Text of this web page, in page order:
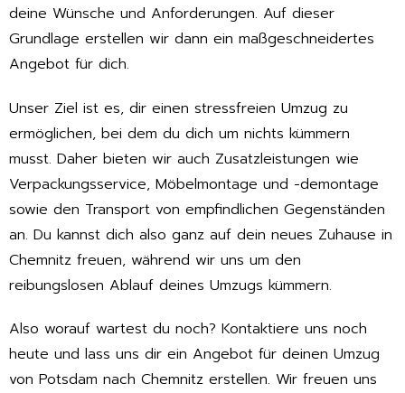
deine Wünsche und Anforderungen. Auf dieser
Grundlage erstellen wir dann ein maßgeschneidertes
Angebot für dich.
Unser Ziel ist es, dir einen stressfreien Umzug zu
ermöglichen, bei dem du dich um nichts kümmern
musst. Daher bieten wir auch Zusatzleistungen wie
Verpackungsservice, Möbelmontage und -demontage
sowie den Transport von empfindlichen Gegenständen
an. Du kannst dich also ganz auf dein neues Zuhause in
Chemnitz freuen, während wir uns um den
reibungslosen Ablauf deines Umzugs kümmern.
Also worauf wartest du noch? Kontaktiere uns noch
heute und lass uns dir ein Angebot für deinen Umzug
von Potsdam nach Chemnitz erstellen. Wir freuen uns